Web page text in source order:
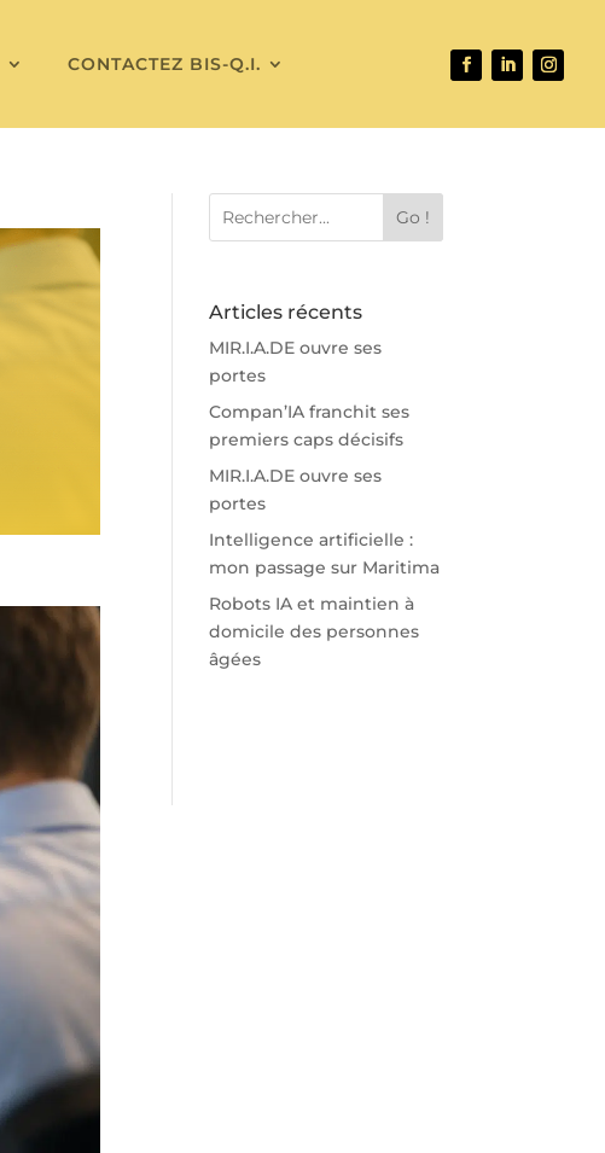
CONTACTEZ BIS-Q.I.
Go !
Articles récents
MIR.I.A.DE ouvre ses
portes
Compan’IA franchit ses
premiers caps décisifs
MIR.I.A.DE ouvre ses
portes
Intelligence artificielle :
mon passage sur Maritima
Robots IA et maintien à
domicile des personnes
âgées